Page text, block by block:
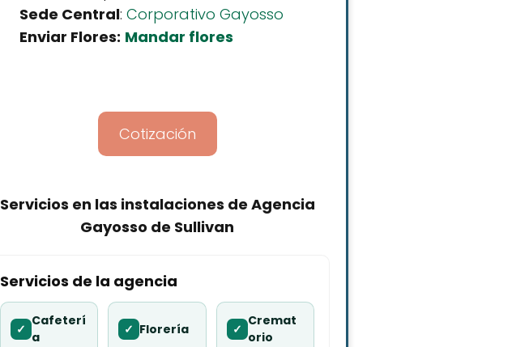
Sede Central: Corporativo Gayosso
Enviar Flores: Mandar flores
Cotización
Servicios en las instalaciones de Agencia
Gayosso de Sullivan
Servicios de la agencia
✓
Cafeterí
a
✓ Florería ✓
Cremat
orio